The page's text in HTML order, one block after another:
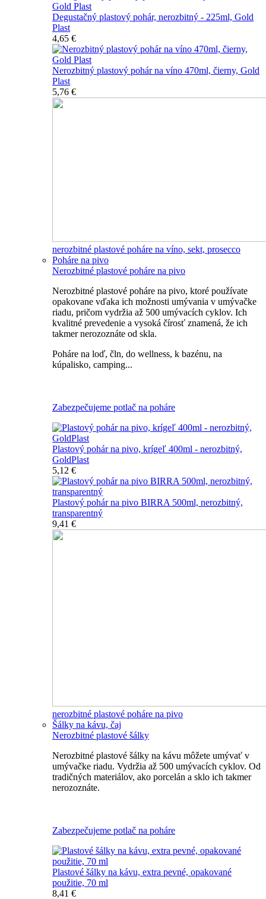
Degustačný plastový pohár, nerozbitný - 225ml, Gold
Plast
4,65 €
Nerozbitný plastový pohár na víno 470ml, čierny, Gold
Plast
5,76 €
nerozbitné plastové poháre na víno, sekt, prosecco
Poháre na pivo
Nerozbitné plastové poháre na pivo
Nerozbitné plastové poháre na pivo, ktoré používate
opakovane vďaka ich možnosti umývania v umývačke
riadu, pričom vydržia až 500 umývacích cyklov. Ich
kvalitné prevedenie a vysoká čírosť znamená, že ich
takmer nerozoznáte od skla.
Poháre na loď, čln, do wellness, k bazénu, na
kúpalisko, camping...
Zabezpečujeme potlač na poháre
Plastový pohár na pivo, krígeľ 400ml - nerozbitný,
GoldPlast
5,12 €
Plastový pohár na pivo BIRRA 500ml, nerozbitný,
transparentný
9,41 €
nerozbitné plastové poháre na pivo
Šálky na kávu, čaj
Nerozbitné plastové šálky
Nerozbitné plastové šálky na kávu môžete umývať v
umývačke riadu. Vydržia až 500 umývacích cyklov. Od
tradičných materiálov, ako porcelán a sklo ich takmer
nerozoznáte.
Zabezpečujeme potlač na poháre
Plastové šálky na kávu, extra pevné, opakované
použitie, 70 ml
8,41 €